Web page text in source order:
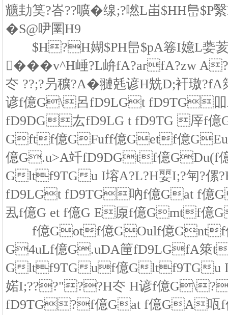
兤劸筽?峇??嚝�缐;?嘫L峀$HH峊
�S@吚圛H9
$H?H媩$PH峊$pA箞I嬑L嬊荄$
���v^H崜?L峅fA?arfA?zw
冭 ??;?叧穬?A�翴兞谚H兟D;衦璈
谚f億G\呂fD9LGt fD9TG
fD9DG厷fD9LG t fD9TG 厗f億
Gftf億GFuff億Getf億
億G.u>A竏fD9DGtf億
Gltf9TGu I塎A?L?H婯I;?匉?
fD9LGt fD9TG吶f億Gat f億
厾f億G et f億G E厡f億Gmtf億
f億Gotf億GOulf億Gntf
G4uLf億G.uDA筪fD9LGfA箂
Gltf9TGuf億Gltf9TGu I
婼I;???"??H冭 H谚f億
fD9TG?f億Gat f億GA咓f